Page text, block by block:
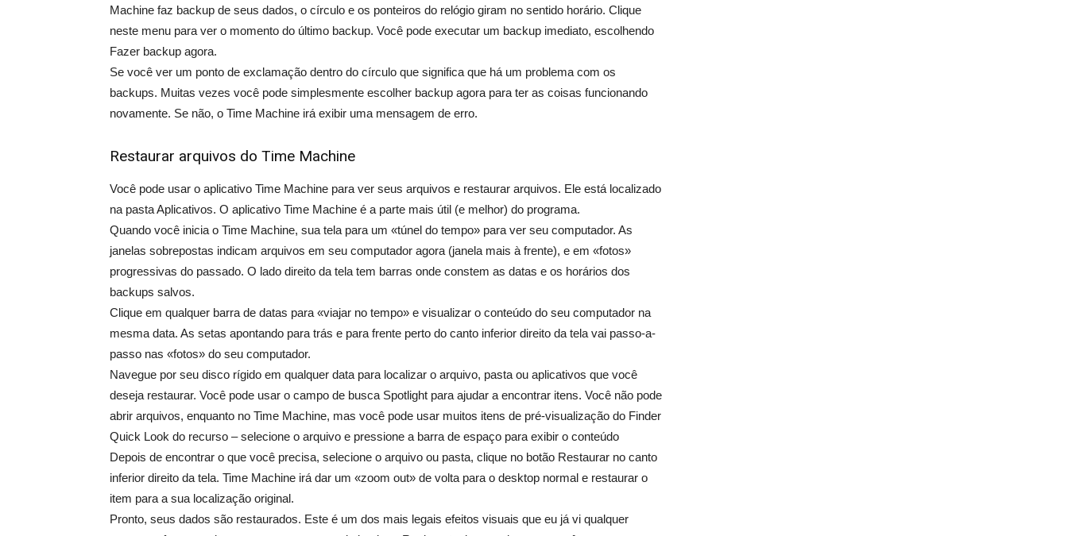
Machine faz backup de seus dados, o círculo e os ponteiros do relógio giram no sentido horário. Clique
neste menu para ver o momento do último backup. Você pode executar um backup imediato, escolhendo
Fazer backup agora.
Se você ver um ponto de exclamação dentro do círculo que significa que há um problema com os
backups. Muitas vezes você pode simplesmente escolher backup agora para ter as coisas funcionando
novamente. Se não, o Time Machine irá exibir uma mensagem de erro.
Restaurar arquivos do Time Machine
Você pode usar o aplicativo Time Machine para ver seus arquivos e restaurar arquivos. Ele está localizado
na pasta Aplicativos. O aplicativo Time Machine é a parte mais útil (e melhor) do programa.
Quando você inicia o Time Machine, sua tela para um «túnel do tempo» para ver seu computador. As
janelas sobrepostas indicam arquivos em seu computador agora (janela mais à frente), e em «fotos»
progressivas do passado. O lado direito da tela tem barras onde constem as datas e os horários dos
backups salvos.
Clique em qualquer barra de datas para «viajar no tempo» e visualizar o conteúdo do seu computador na
mesma data. As setas apontando para trás e para frente perto do canto inferior direito da tela vai passo-a-
passo nas «fotos» do seu computador.
Navegue por seu disco rígido em qualquer data para localizar o arquivo, pasta ou aplicativos que você
deseja restaurar. Você pode usar o campo de busca Spotlight para ajudar a encontrar itens. Você não pode
abrir arquivos, enquanto no Time Machine, mas você pode usar muitos itens de pré-visualização do Finder
Quick Look do recurso – selecione o arquivo e pressione a barra de espaço para exibir o conteúdo
Depois de encontrar o que você precisa, selecione o arquivo ou pasta, clique no botão Restaurar no canto
inferior direito da tela. Time Machine irá dar um «zoom out» de volta para o desktop normal e restaurar o
item para a sua localização original.
Pronto, seus dados são restaurados. Este é um dos mais legais efeitos visuais que eu já vi qualquer